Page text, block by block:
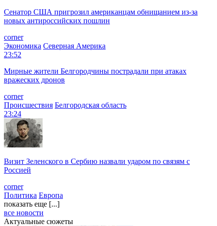
Сенатор США пригрозил американцам обнищанием из-за
новых антироссийских пошлин
corner
Экономика Северная Америка
23:52
Мирные жители Белгородчины пострадали при атаках
вражеских дронов
corner
Происшествия Белгородская область
23:24
Визит Зеленского в Сербию назвали ударом по связям с
Россией
corner
Политика Европа
показать еще [...]
все новости
Актуальные сюжеты